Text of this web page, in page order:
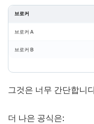
브로커
브로커 A
브로커 B
그것은 너무 간단합니
더 나은 공식은: